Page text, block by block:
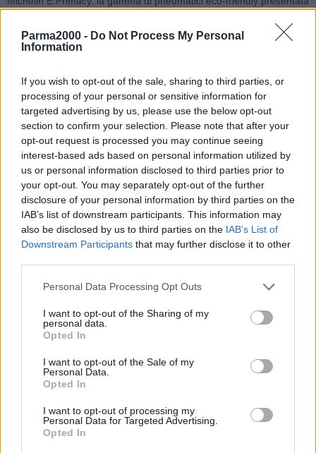
Parma2000 - Do Not Process My Personal
Information
If you wish to opt-out of the sale, sharing to third parties, or
processing of your personal or sensitive information for
targeted advertising by us, please use the below opt-out
section to confirm your selection. Please note that after your
opt-out request is processed you may continue seeing
interest-based ads based on personal information utilized by
us or personal information disclosed to third parties prior to
your opt-out. You may separately opt-out of the further
disclosure of your personal information by third parties on the
IAB’s list of downstream participants. This information may
also be disclosed by us to third parties on the IAB’s List of
Downstream Participants that may further disclose it to other
Personal Data Processing Opt Outs
I want to opt-out of the Sharing of my
personal data.
Opted In
I want to opt-out of the Sale of my
Personal Data.
Opted In
I want to opt-out of processing my
Personal Data for Targeted Advertising.
Opted In
della più bassa resistenza al rotolamento della categoria, capaci di
produrre basse emisssioni di Co2 – in media l’80% in meno rispetto
visto che sono in grado di far risparmiare circa 80 euro nel corso di
carburante, nel corso di tutta la vita del pneumatico, le nuove
gomme della casa francese sono rivolte esclusivamente alla
clientela europea e verranno prodotte nelle sedi italiane (Cuneo),
spagnole, tedesche e francesi dell’azienda. “La lettera ‘è che
caratterizza questa nuova gamma di pneumatici, significa
ecologico, ma anche economico, visto che grazie permette di
risparmiare e sta anche per elettrico, dal momenti che supporta
benissimo il peso superiore delle auto elettriche, pur non essendo
esclusivamente indirizzato a questa motorizzazione” ha
nella difesa dell’ambiente ed E’-primacy ne è la riprova, tanto che si
dell’acquisto di queste gomme, visto che sono attente all’ambiente
dallpestrazione delle materie prime al trasporto al cliente. Si tratta
di un prodotto eco-progettato, dove l’analisi del suo intero ciclo di
vita è stata integrata nella sua progettazione per far fronte
all’impatto ambientale del prodotto”. Oltre alla grande eccellenza in
termini di durata, E-Primacy può contare su ottime performance
anche in termini di tenuta sul bagnato ed è particolarmente indicato
per le vetture elettrificate, visto che grazie a questo pneumatico è